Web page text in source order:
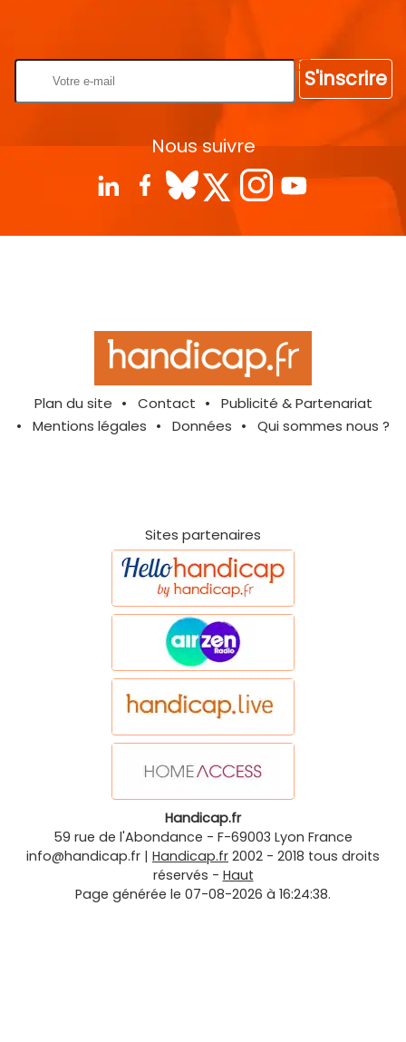
S'inscrire
Nous suivre
Plan du site Contact
Publicité & Partenariat
Mentions légales
Données Qui sommes nous ?
Sites partenaires
Handicap.fr
59 rue de l'Abondance - F-69003 Lyon France
info@handicap.fr | Handicap.fr 2002 - 2018 tous droits
réservés - Haut
Page générée le 07-08-2026 à 16:24:38.